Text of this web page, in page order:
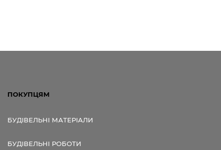
ПОКУПЦЯМ
БУДІВЕЛЬНІ МАТЕРІАЛИ
БУДІВЕЛЬНІ РОБОТИ